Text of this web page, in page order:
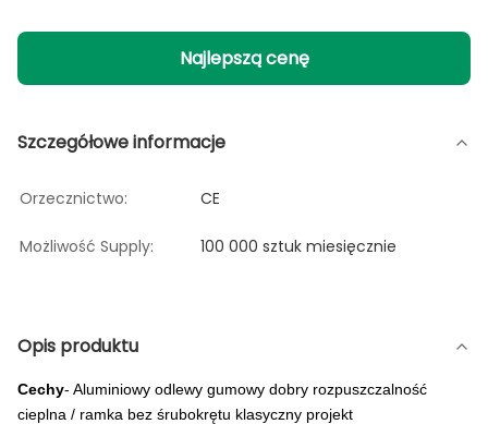
Najlepszą cenę
Szczegółowe informacje
Orzecznictwo: CE
Możliwość Supply: 100 000 sztuk miesięcznie
Opis produktu
Cechy- Aluminiowy odlewy gumowy dobry rozpuszczalność
cieplna / ramka bez śrubokrętu klasyczny projekt